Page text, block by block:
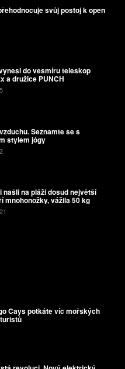
svůj postoj k open
do vesmíru teleskop
a družice PUNCH
Seznamte se s
stylem jógy
našli na pláži dosud největší
mnohonožky, vážila 50 kg
Cays potkáte víc mořských